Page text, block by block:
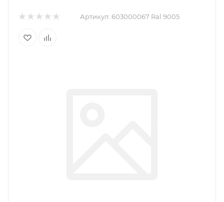
Артикул: 603000067 Ral 9005